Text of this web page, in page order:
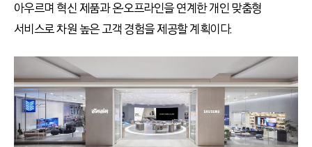
아우르며 혁신 제품과 온·오프라인을 연계한 개인 맞춤형
서비스로 차원 높은 고객 경험을 제공할 계획이다.